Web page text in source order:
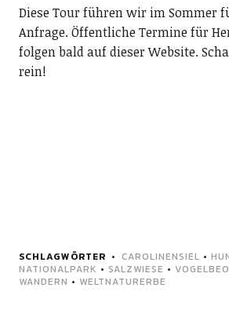
Diese Tour führen wir im Sommer
Anfrage. Öffentliche Termine für
folgen bald auf dieser Website.
rein!
SCHLAGWÖRTER CAROLINENSIEL •
NATIONALPARK • SALZWIESE •
WANDERN • WELTNATURERBE